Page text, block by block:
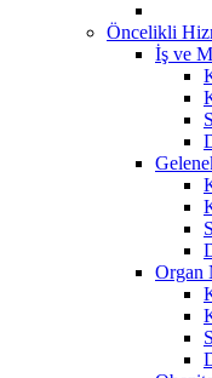
Öncelikli
İş ve
Organ